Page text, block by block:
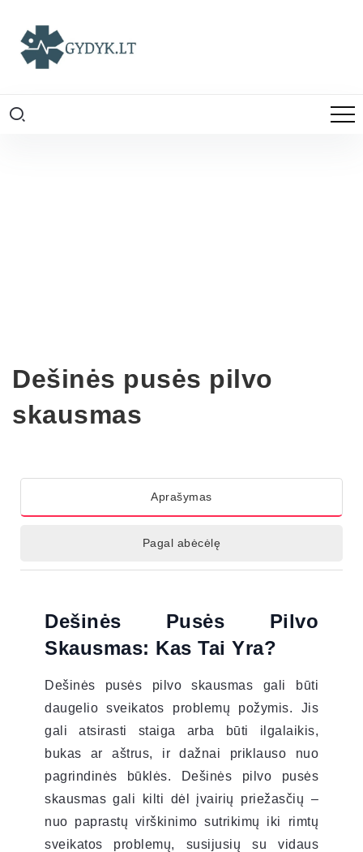
Dešinės pusės pilvo
skausmas
Aprašymas
Pagal abėcėlę
Dešinės Pusės Pilvo
Skausmas: Kas Tai Yra?
Dešinės pusės pilvo skausmas gali būti
daugelio sveikatos problemų požymis. Jis
gali atsirasti staiga arba būti ilgalaikis,
bukas ar aštrus, ir dažnai priklauso nuo
pagrindinės būklės. Dešinės pilvo pusės
skausmas gali kilti dėl įvairių priežasčių –
nuo paprastų virškinimo sutrikimų iki rimtų
sveikatos problemų, susijusių su vidaus